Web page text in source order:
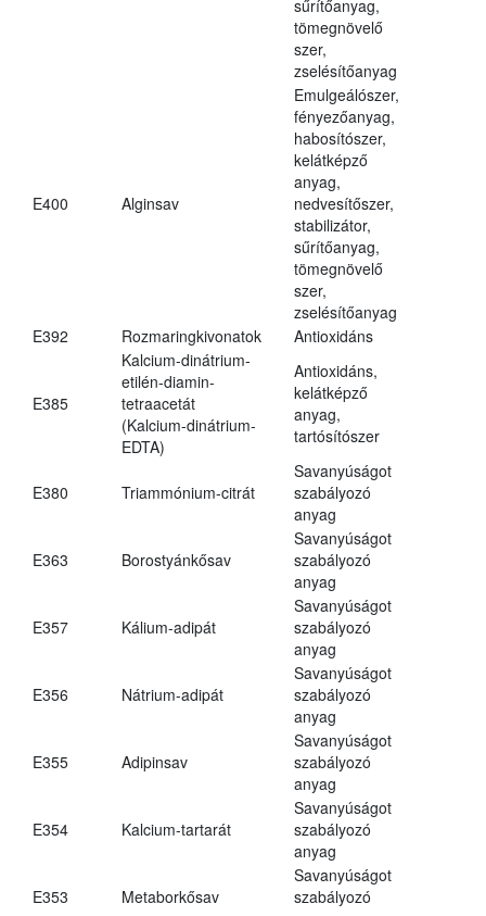
sűrítőanyag,
tömegnövelő
szer,
zselésítőanyag
E400 Alginsav
Emulgeálószer,
fényezőanyag,
habosítószer,
kelátképző
anyag,
nedvesítőszer,
stabilizátor,
sűrítőanyag,
tömegnövelő
szer,
zselésítőanyag
E392
Rozmaringkivonatok Antioxidáns
E385
Kalcium-dinátrium-
etilén-diamin-
tetraacetát
(Kalcium-dinátrium-
EDTA)
Antioxidáns,
kelátképző
anyag,
tartósítószer
E380 Triammónium-citrát
Savanyúságot
szabályozó
anyag
E363 Borostyánkősav
Savanyúságot
szabályozó
anyag
E357 Kálium-adipát
Savanyúságot
szabályozó
anyag
E356 Nátrium-adipát
Savanyúságot
szabályozó
anyag
E355 Adipinsav
Savanyúságot
szabályozó
anyag
E354 Kalcium-tartarát
Savanyúságot
szabályozó
anyag
E353 Metaborkősav
Savanyúságot
szabályozó